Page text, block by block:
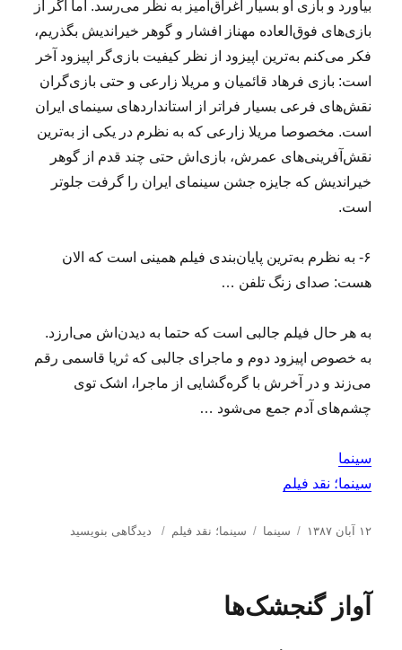
بیاورد و بازی او بسیار اغراق‌آمیز به نظر می‌رسد. اما اگر از
بازی‌های فوق‌العاده مهناز افشار و گوهر خیراندیش بگذریم،
فکر می‌کنم به‌ترین اپیزود از نظر کیفیت بازی‌گر اپیزود آخر
است: بازی فرهاد قائمیان و مریلا زارعی و حتی بازی‌گران
نقش‌های فرعی بسیار فراتر از استانداردهای سینمای ایران
است. مخصوصا مریلا زارعی که به نظرم در یکی از به‌ترین
نقش‌آفرینی‌های عمرش، بازی‌اش حتی چند قدم از گوهر
خیراندیش که جایزه جشن سینمای ایران را گرفت جلوتر
است.
۶- به نظرم به‌ترین پایان‌بندی فیلم همینی است که الان
هست: صدای زنگ تلفن …
به هر حال فیلم جالبی است که حتما به دید‌ن‌اش می‌ارزد.
به خصوص اپیزود دوم و ماجرای جالبی که ثریا قاسمی رقم
می‌زند و در آخرش با گره‌گشایی از ماجرا، اشک توی
چشم‌های آدم جمع می‌شود …
سینما
سینما؛ نقد فیلم
ا۱۲ آبان ۱۳۸۷
د
ه
سینما
ب
ب‌
سینما؛ نقد فیلم دیدگاهی بنویسید
آواز گنجشک‌ها